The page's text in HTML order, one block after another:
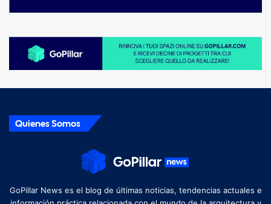
Quienes Somos
GoPillar News es el blog de últimas noticias, tendencias actuales e